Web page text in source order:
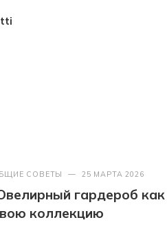
СОВЕТЫ — 25 МАРТА 2026
гардероб
коллекцию